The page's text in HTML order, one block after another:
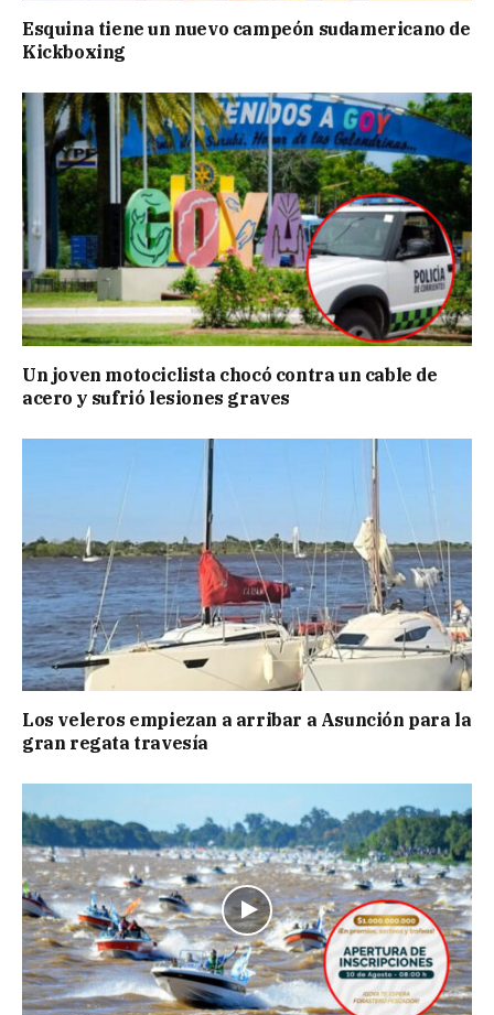
Esquina tiene un nuevo campeón sudamericano de
Kickboxing
Un joven motociclista chocó contra un cable de
acero y sufrió lesiones graves
Los veleros empiezan a arribar a Asunción para la
gran regata travesía